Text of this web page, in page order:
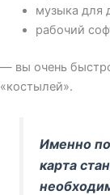
музыка для
рабочий
— вы очень
«костылей».
Именно
карта